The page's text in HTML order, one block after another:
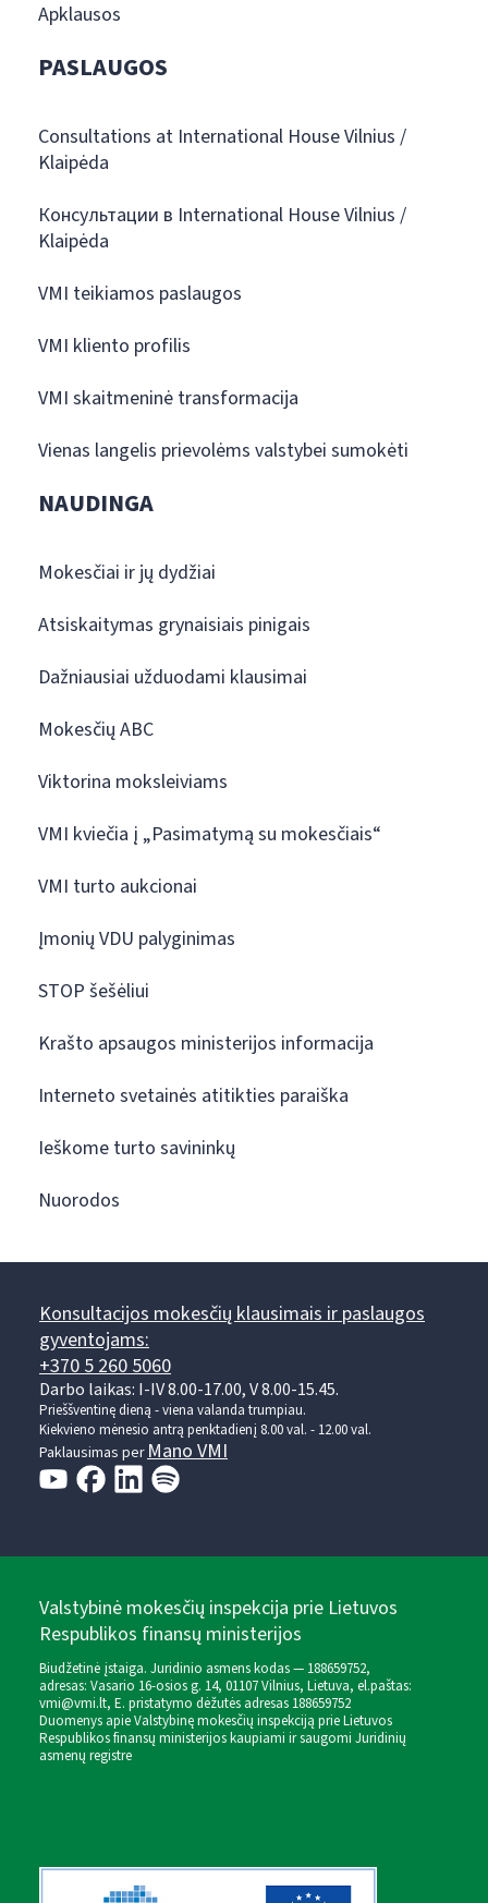
Apklausos
PASLAUGOS
Consultations at International House Vilnius /
Klaipėda
Консультации в International House Vilnius /
Klaipėda
VMI teikiamos paslaugos
VMI kliento profilis
VMI skaitmeninė transformacija
Vienas langelis prievolėms valstybei sumokėti
NAUDINGA
Mokesčiai ir jų dydžiai
Atsiskaitymas grynaisiais pinigais
Dažniausiai užduodami klausimai
Mokesčių ABC
Viktorina moksleiviams
VMI kviečia į „Pasimatymą su mokesčiais“
VMI turto aukcionai
Įmonių VDU palyginimas
STOP šešėliui
Krašto apsaugos ministerijos informacija
Interneto svetainės atitikties paraiška
Ieškome turto savininkų
Nuorodos
Konsultacijos mokesčių klausimais ir paslaugos
gyventojams:
+370 5 260 5060
Darbo laikas: I-IV 8.00-17.00, V 8.00-15.45.
Prieššventinę dieną - viena valanda trumpiau.
Kiekvieno mėnesio antrą penktadienį 8.00 val. - 12.00 val.
Paklausimas perMano VMI
Valstybinė mokesčių inspekcija prie Lietuvos
Respublikos finansų ministerijos
Biudžetinė įstaiga. Juridinio asmens kodas — 188659752,
adresas: Vasario 16-osios g. 14, 01107 Vilnius, Lietuva, el.paštas:
vmi@vmi.lt, E. pristatymo dėžutės adresas 188659752
Duomenys apie Valstybinę mokesčių inspekciją prie Lietuvos
Respublikos finansų ministerijos kaupiami ir saugomi Juridinių
asmenų registre